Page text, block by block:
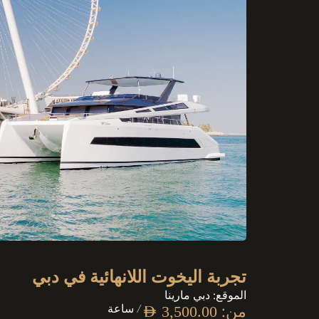
تجربة اليخوت اللانهائية في دبي
الموقع: دبي مارينا
من: AED 3,500.00 / ساعة